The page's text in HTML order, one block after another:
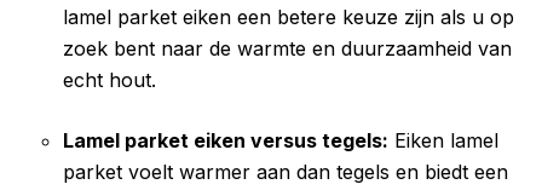
lamel parket eiken een betere keuze zijn als u op
zoek bent naar de warmte en duurzaamheid van
echt hout.
Lamel parket eiken versus tegels: Eiken lamel
parket voelt warmer aan dan tegels en biedt een